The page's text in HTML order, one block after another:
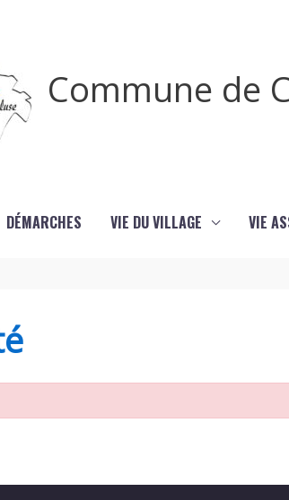
Commune de
DÉMARCHES VIE DU VILLAGE VIE